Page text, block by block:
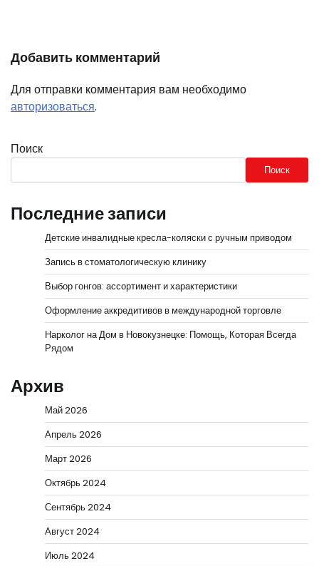
Добавить комментарий
Для отправки комментария вам необходимо
авторизоваться.
Поиск
Поиск
Последние записи
Детские инвалидные кресла-коляски с ручным приводом
Запись в стоматологическую клинику
Выбор гонгов: ассортимент и характеристики
Оформление аккредитивов в международной торговле
Нарколог на Дом в Новокузнецке: Помощь, Которая Всегда
Рядом
Архив
Май 2026
Апрель 2026
Март 2026
Октябрь 2024
Сентябрь 2024
Август 2024
Июль 2024